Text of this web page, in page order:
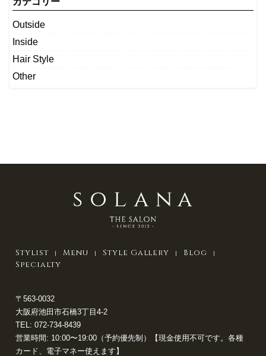
Outside
Inside
Hair Style
Other
Stylist Menu Style Gallery
Blog
Specialty
〒563-0032
大阪府池田市石橋3丁目4-2
TEL: 072-734-8439
営業時間: 10:00〜19:00（予約優先制）【現金使用不可です。各種
カード、電子マネー使えます】